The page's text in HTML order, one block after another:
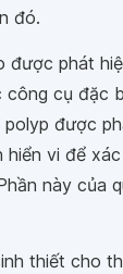
đó.
được phát
công cụ đặc
được
hiển vi để
này của
thiết cho